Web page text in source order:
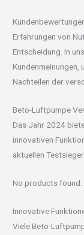
Erfahrungen von
Entscheidung. In
Kundenmeinungen,
Nachteilen der
Beto-Luftpumpe
Das Jahr 2024
innovativen
aktuellen
No products found.
Innovative
Viele Beto-